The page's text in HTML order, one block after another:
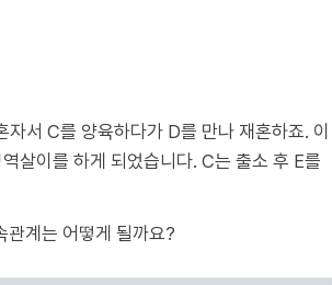
서 C를 양육하다가 D를 만나 재혼하죠. 이
살이를 하게 되었습니다. C는 출소 후 E를
관계는 어떻게 될까요?